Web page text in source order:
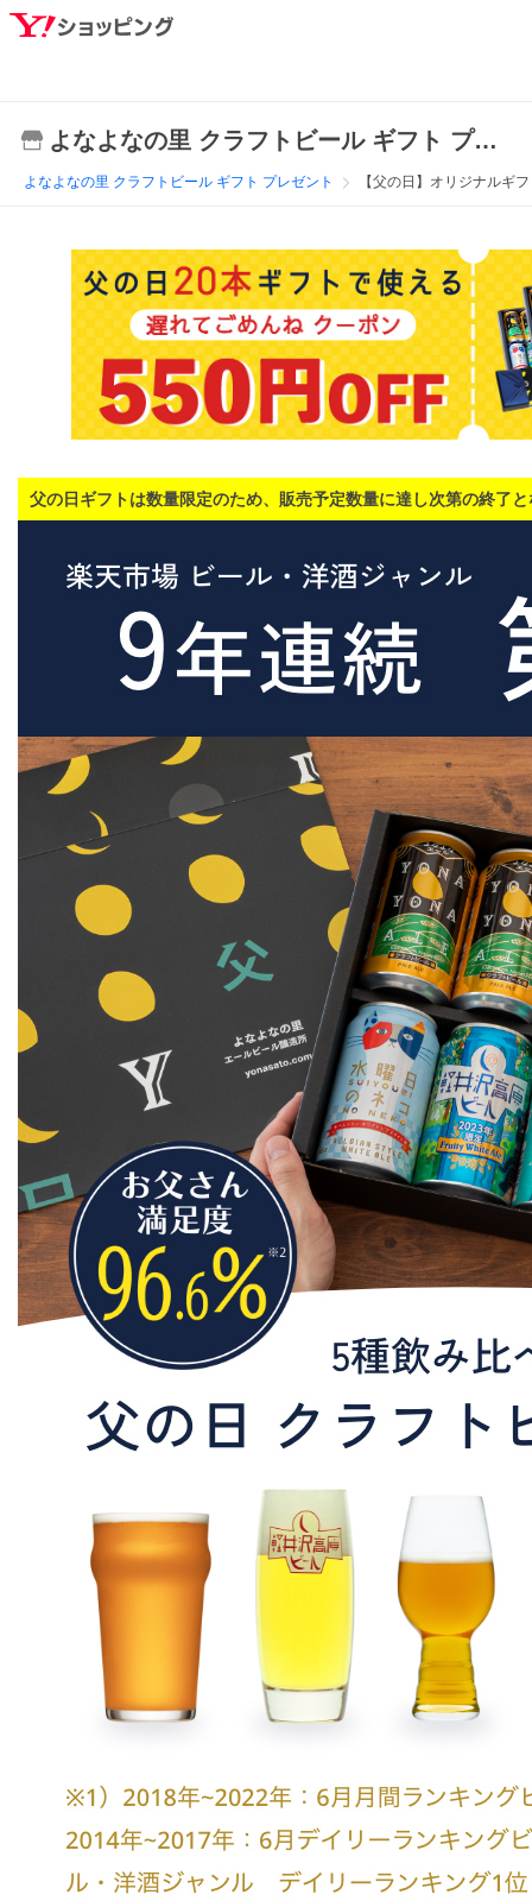
よなよなの里 クラフトビール ギフト プレゼント
よなよなの里 クラフトビール ギフト プレゼント 【父の日】オリジナルギ
父の日ギフトは数量限定のため、販売予定数量に達し次第の終了